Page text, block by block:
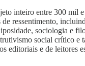
inteiro entre 300 mil
ressentimento,
sociologia e
social crítico
editoriais e de